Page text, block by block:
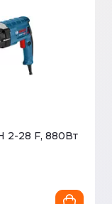
2-28 F, 880Вт